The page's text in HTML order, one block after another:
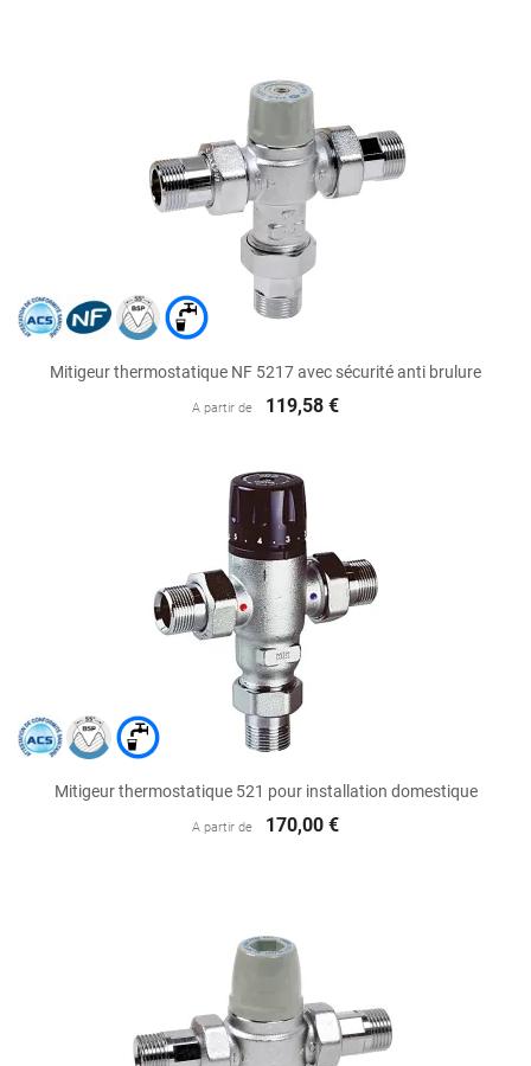
Mitigeur thermostatique NF 5217 avec sécurité anti brulure
A partir de 119,58 €
Mitigeur thermostatique 521 pour installation domestique
A partir de 170,00 €